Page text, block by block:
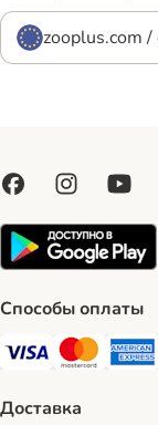
zooplus.com /
Способы оплаты
Visa Payment Method
Mastercard
Доставка